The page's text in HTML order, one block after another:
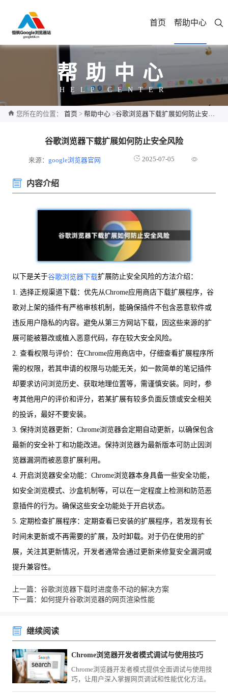
首页 帮助中心
帮助中心
HELP CENTER
您所在的位置： 首页 > 帮助中心 >谷歌浏览器下载扩展如何防止安全风险
谷歌浏览器下载扩展如何防止安全风险
来源：google浏览器官网 2025-07-05
内容介绍
以下是关于谷歌浏览器下载扩展防止安全风险的方法介绍：
1. 选择正规渠道下载：优先从Chrome应用商店下载扩展程序，谷
歌对上架的插件有严格审核机制，能确保插件不包含恶意软件或
违反用户隐私的内容。避免从第三方网站下载，因这些来源的扩
展可能被篡改或植入恶意代码，存在较大安全风险。
2. 查看权限与评价：在Chrome应用商店中，仔细查看扩展程序所
需的权限，若其申请的权限与功能无关，如一款简单的笔记插件
却要求访问浏览历史、获取地理位置等，需谨慎安装。同时，参
考其他用户的评价和评分，若某扩展有较多负面反馈或安全相关
的投诉，最好不要安装。
3. 保持浏览器更新：Chrome浏览器会定期自动更新，以确保包含
最新的安全补丁和功能改进。保持浏览器为最新版本可防止因浏
览器漏洞而被恶意扩展利用。
4. 开启浏览器安全功能：Chrome浏览器本身具备一些安全功能，
如安全浏览模式、沙盒机制等，可以在一定程度上检测和防范恶
意插件的行为。确保这些安全功能处于开启状态。
5. 定期检查扩展程序：定期查看已安装的扩展程序，若发现有长
时间未更新或不再需要的扩展，及时卸载。对于仍在使用的扩
展，关注其更新情况，开发者通常会通过更新来修复安全漏洞或
提升兼容性。
上一篇：谷歌浏览器下载时进度条不动的解决方案
下一篇：如何提升谷歌浏览器的网页渲染性能
继续阅读
Chrome浏览器开发者模式调试与使用技巧
Chrome浏览器开发者模式提供全面调试与使用技
巧，让用户深入掌握网页调试和性能优化方法。